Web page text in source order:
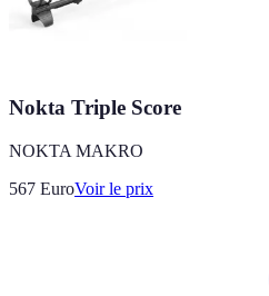
Nokta Triple Score
NOKTA MAKRO
567 EuroVoir le prix